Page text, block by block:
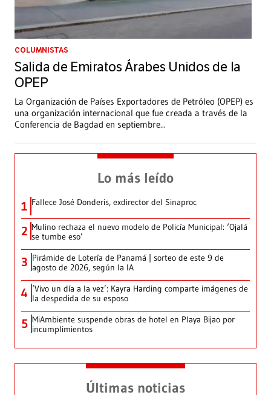
COLUMNISTAS
Salida de Emiratos Árabes Unidos de la
OPEP
La Organización de Países Exportadores de Petróleo (OPEP) es
una organización internacional que fue creada a través de la
Conferencia de Bagdad en septiembre...
Lo más leído
1 Fallece José Donderis, exdirector del Sinaproc
2 Mulino rechaza el nuevo modelo de Policía Municipal: ‘Ojalá
se tumbe eso’
3 Pirámide de Lotería de Panamá | sorteo de este 9 de
agosto de 2026, según la IA
4 ‘Vivo un día a la vez’: Kayra Harding comparte imágenes de
la despedida de su esposo
5 MiAmbiente suspende obras de hotel en Playa Bijao por
incumplimientos
Últimas noticias